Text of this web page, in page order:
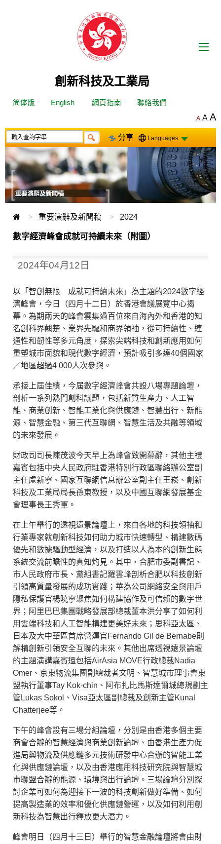
創新科技及工業局
简体版 English 網頁指南 聯絡我們
A A A
分享 Languages
重要演辭及新聞稿 2024
數字經濟峰會成就可持續未來（附圖）
2024年04月12日
以「智創無限 成就可持續未來」為主題的2024數字經
濟峰會，今日（四月十二日）於香港會議展覽中心揭
幕。為期兩天的峰會雲集過百位來自海內外和香港的知
名創科界翹楚、業界先驅和商界領袖，從可持續性、連
通性和韌性等多元⻆度，探索尖端科技和創新應用如何
重塑城市面貌和現代數字經濟，預計吸引多達40個國家
／地區超過4 000人次參與。
承接上屆佳績，今屆數字經濟峰會共設八場專題論壇，
剖析一系列熱門創科議題，包括新質生產力、人工智
能、商業創新、智能工業化與供應鏈、智慧出行、新能
源、智慧金融、第三代互聯網、智慧生活及共融等領域
的未來發展。
財政司司長陳茂波今天早上為峰會致開幕辭，其他主禮
嘉賓包括中央人民政府駐香港特別行政區聯絡辦公室副
主任盧新寧、國家互聯網信息辦公室副主任王崧、創新
科技及工業局局長孫東教授，以及中國互聯網發展基金
會理事長王秀軍。
在上午舉行的透視遠景論壇上，來自各地的科技領袖和
行業專家就創新科技如何助力城市快速轉型、構建數碼
優先和數據驅動型經濟，以及打造以人為本的創新生態
系統交流前瞻性的真知灼見。其中，合肥市委副書記、
市人民政府市長、黨組書記羅雲峰剖析合肥以科技創新
引領高質量發展的成功實踐；華為公司網絡安全與用戶
隱私保護官楊曉寧聚焦如何構建協作及可信賴的數字世
界；阿里巴巴集團戰略發展部總裁董本洪分享了如何利
用雲端科技和人工智能構建更美好未來；思科亞太區、
日本及大中華區首席營運官Fernando Gil de Bernabe則
解構創新引領安全互聯的未來。其他出席透視遠景論壇
的主題演講嘉賓還包括AirAsia MOVE行政總裁Nadia
Omer、京東物流集團副總裁者文明、智慧城市理事會東
盟執行董事Tay Kok-chin、阿布扎比馬斯達爾城總規劃主
管Lukas Sokol、Visa亞太區副總裁及創新主管Kunal
Chatterjee等。
下午的峰會設有三場分組論壇，分別是由香港多個主要
商會合辦的智慧經濟與商業創新論壇、由香港生產力促
進局與物流及供應鏈多元技術研發中心合辦的智能工業
化與供應鏈論壇，以及由香港應用科技研究院與智慧城
市聯盟合辦的能源、環境與出行論壇。三場論壇分別探
討企業可如何為迎接下一波的科技創新做好準備、如何
提高製造業的效率和優化供應鏈營運，以及如何利用創
新科技為智慧出行釋放更大潛力。
峰會明日（四月十三日）舉行的智慧金融論壇將會由財